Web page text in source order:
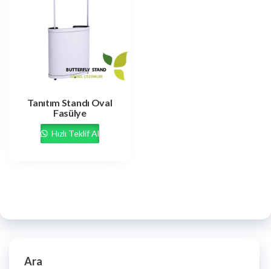
Tanıtım Standı Oval
Fasülye
Hızlı Teklif Al
Ara